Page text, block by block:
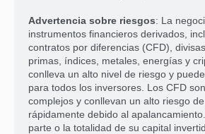
Advertencia sobre riesgos: La
instrumentos financieros derivados,
contratos por diferencias (CFD),
primas, índices, metales, energías y
conlleva un alto nivel de riesgo y
para todos los inversores. Los CFD
complejos y conllevan un alto riesgo
rápidamente debido al
parte o la totalidad de su capital